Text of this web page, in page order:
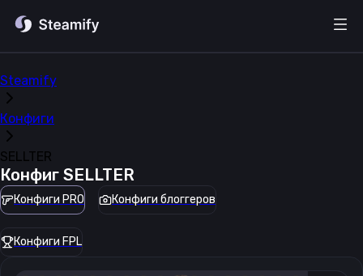
Steamify
Конфиги
SELLTER
Конфиг SELLTER
Конфиги PRO Конфиги блоггеров
Конфиги FPL